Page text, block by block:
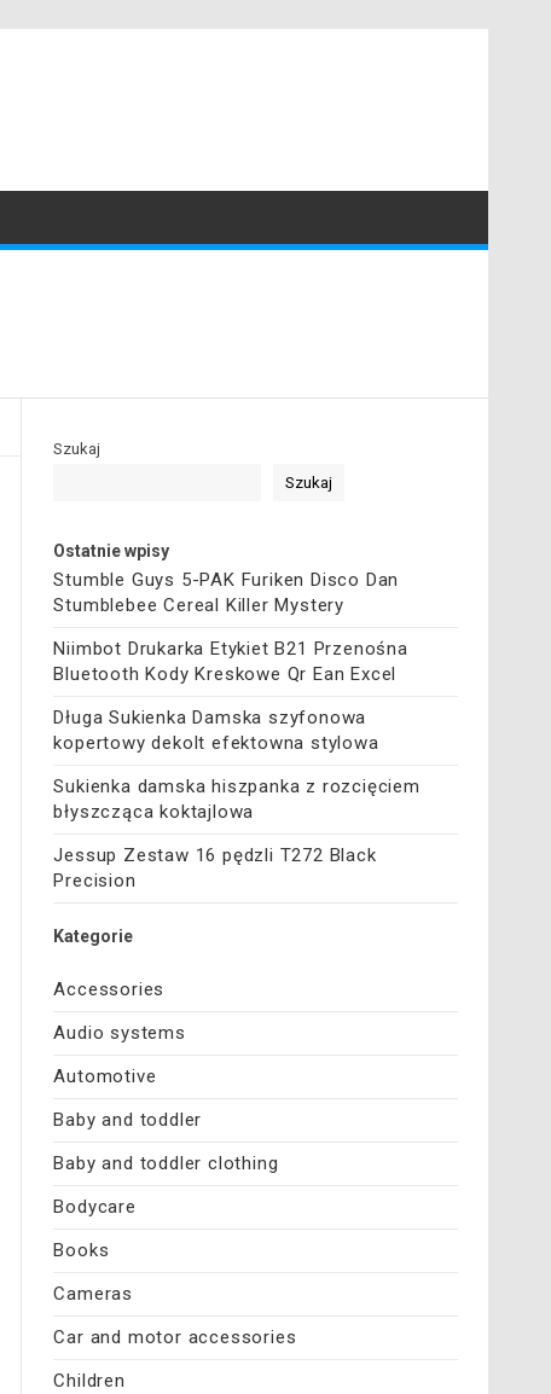
Szukaj
Szukaj
Ostatnie wpisy
Stumble Guys 5-PAK Furiken Disco Dan
Stumblebee Cereal Killer Mystery
Niimbot Drukarka Etykiet B21 Przenośna
Bluetooth Kody Kreskowe Qr Ean Excel
Długa Sukienka Damska szyfonowa
kopertowy dekolt efektowna stylowa
Sukienka damska hiszpanka z rozcięciem
błyszcząca koktajlowa
Jessup Zestaw 16 pędzli T272 Black
Precision
Kategorie
Accessories
Audio systems
Automotive
Baby and toddler
Baby and toddler clothing
Bodycare
Books
Cameras
Car and motor accessories
Children